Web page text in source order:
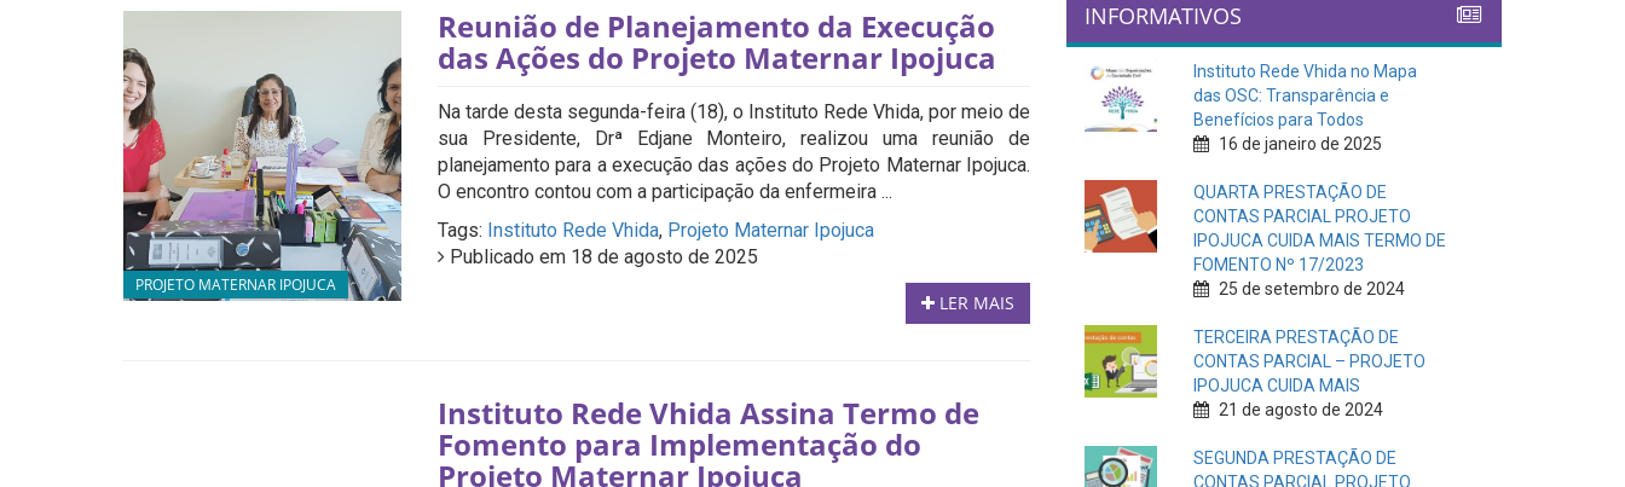
PROJETO MATERNAR IPOJUCA
Reunião de Planejamento da Execução
das Ações do Projeto Maternar Ipojuca
Na tarde desta segunda-feira (18), o Instituto Rede Vhida, por meio de
sua Presidente, Drª Edjane Monteiro, realizou uma reunião de
planejamento para a execução das ações do Projeto Maternar Ipojuca.
O encontro contou com a participação da enfermeira ...
Tags: Instituto Rede Vhida, Projeto Maternar Ipojuca
Publicado em 18 de agosto de 2025
LER MAIS
Instituto Rede Vhida Assina Termo de
Fomento para Implementação do
Projeto Maternar Ipojuca
INFORMATIVOS
Instituto Rede Vhida no Mapa
das OSC: Transparência e
Benefícios para Todos
16 de janeiro de 2025
QUARTA PRESTAÇÃO DE
CONTAS PARCIAL PROJETO
IPOJUCA CUIDA MAIS TERMO DE
FOMENTO Nº 17/2023
25 de setembro de 2024
TERCEIRA PRESTAÇÃO DE
CONTAS PARCIAL – PROJETO
IPOJUCA CUIDA MAIS
21 de agosto de 2024
SEGUNDA PRESTAÇÃO DE
CONTAS PARCIAL PROJETO